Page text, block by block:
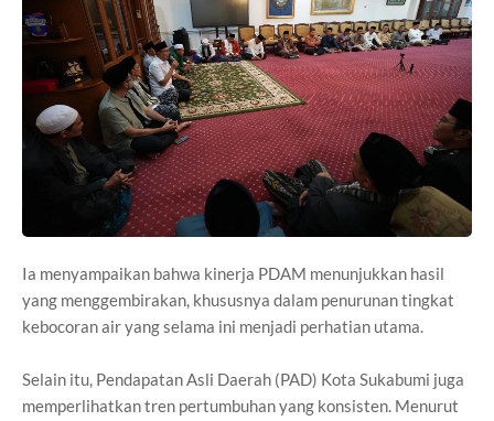
Ia menyampaikan bahwa kinerja PDAM menunjukkan hasil
yang menggembirakan, khususnya dalam penurunan tingkat
kebocoran air yang selama ini menjadi perhatian utama.
Selain itu, Pendapatan Asli Daerah (PAD) Kota Sukabumi juga
memperlihatkan tren pertumbuhan yang konsisten. Menurut